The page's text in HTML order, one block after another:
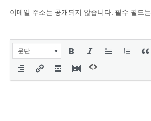
이메일 주소는 공개되지 않습니다. 필수 필드는
문단